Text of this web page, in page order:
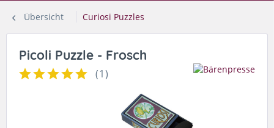
Übersicht Curiosi Puzzles
Picoli Puzzle - Frosch
(1)